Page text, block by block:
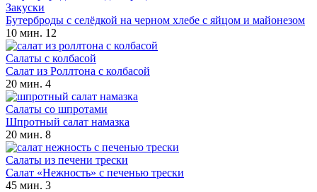
Закуски
Бутерброды с селёдкой на черном хлебе с яйцом и майонезом
10 мин. 12
Салаты с колбасой
Салат из Роллтона с колбасой
20 мин. 4
Салаты со шпротами
Шпротный салат намазка
20 мин. 8
Салаты из печени трески
Салат «Нежность» с печенью трески
45 мин. 3